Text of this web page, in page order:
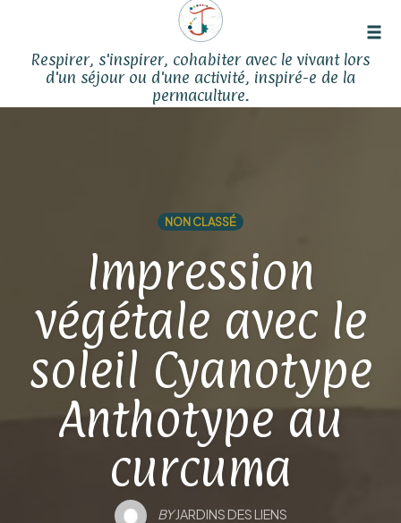
Respirer, s'inspirer, cohabiter avec le vivant lors
d'un séjour ou d'une activité, inspiré-e de la
permaculture.
NON CLASSÉ
Impression
végétale avec le
soleil Cyanotype
Anthotype au
curcuma
BYJARDINS DES LIENS